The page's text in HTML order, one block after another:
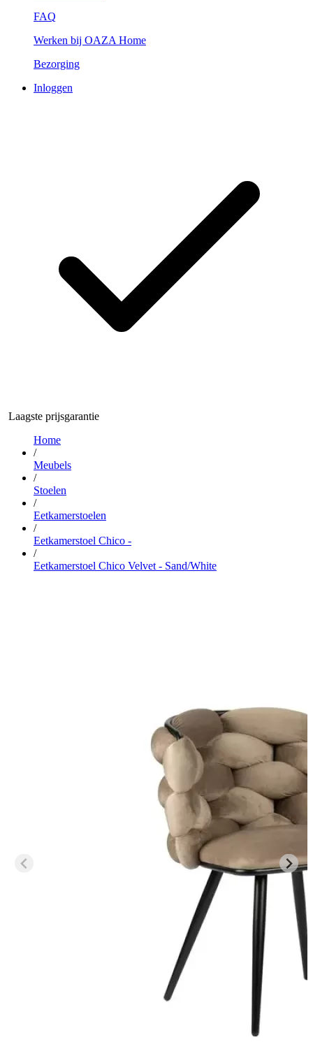
FAQ
Werken bij OAZA Home
Bezorging
Inloggen
Laagste prijsgarantie
Home
/
Meubels
/
Stoelen
/
Eetkamerstoelen
/
Eetkamerstoel Chico -
/
Eetkamerstoel Chico Velvet - Sand/White